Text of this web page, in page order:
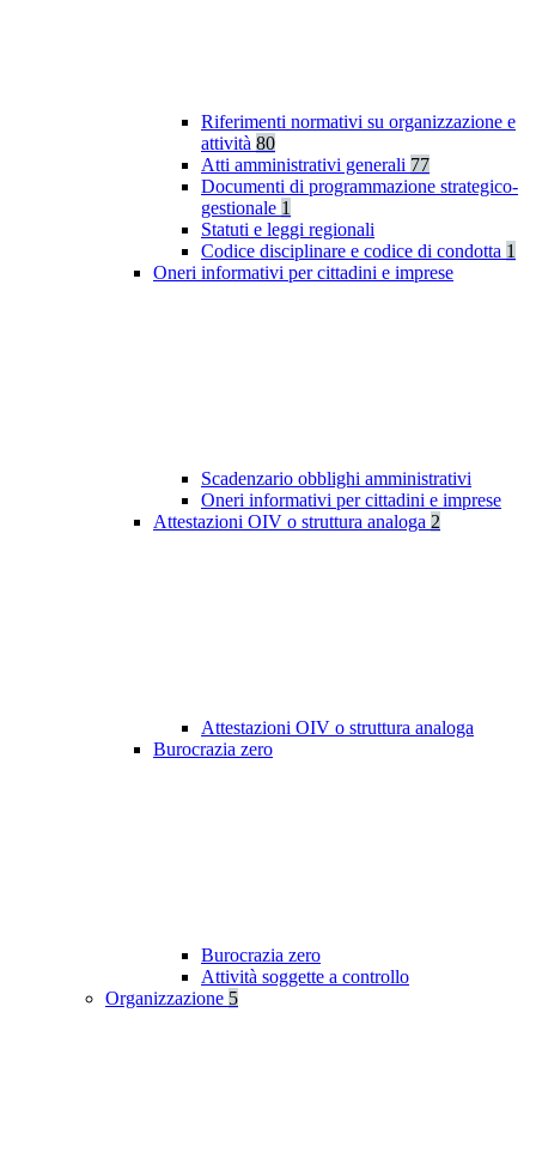
Riferimenti normativi su organizzazione e
attività 80
Atti amministrativi generali 77
Documenti di programmazione strategico-
gestionale 1
Statuti e leggi regionali
Codice disciplinare e codice di condotta 1
Oneri informativi per cittadini e imprese
Scadenzario obblighi amministrativi
Oneri informativi per cittadini e imprese
Attestazioni OIV o struttura analoga 2
Attestazioni OIV o struttura analoga
Burocrazia zero
Burocrazia zero
Attività soggette a controllo
Organizzazione 5